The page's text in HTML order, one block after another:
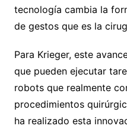
tecnología cambia la
de gestos que es la
Para Krieger, este
que pueden ejecutar
robots que realmente
procedimientos
ha realizado esta